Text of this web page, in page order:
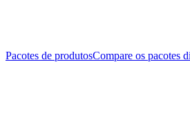
Pacotes de produtosCompare os pacotes